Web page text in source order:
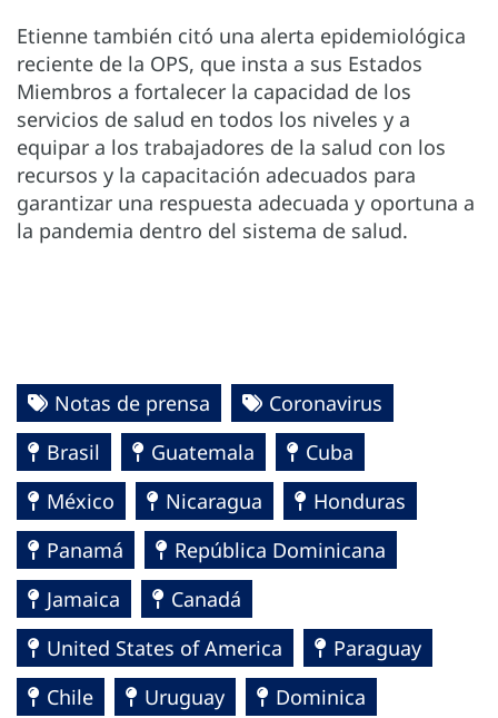
Etienne también citó una alerta epidemiológica
reciente de la OPS, que insta a sus Estados
Miembros a fortalecer la capacidad de los
servicios de salud en todos los niveles y a
equipar a los trabajadores de la salud con los
recursos y la capacitación adecuados para
garantizar una respuesta adecuada y oportuna a
la pandemia dentro del sistema de salud.
Notas de prensa
Coronavirus
Brasil
Guatemala
Cuba
México
Nicaragua
Honduras
Panamá
República Dominicana
Jamaica
Canadá
United States of America
Paraguay
Chile
Uruguay
Dominica